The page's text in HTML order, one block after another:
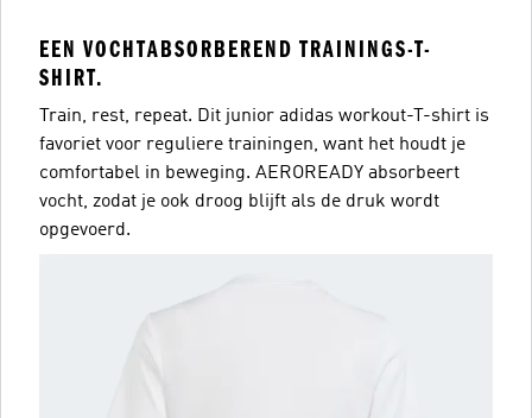
EEN VOCHTABSORBEREND TRAININGS-T-
SHIRT.
Train, rest, repeat. Dit junior adidas workout-T-shirt is
favoriet voor reguliere trainingen, want het houdt je
comfortabel in beweging. AEROREADY absorbeert
vocht, zodat je ook droog blijft als de druk wordt
opgevoerd.